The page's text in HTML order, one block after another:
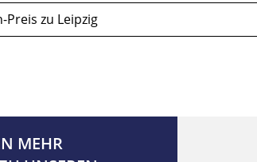
zu Leipzig
MEHR